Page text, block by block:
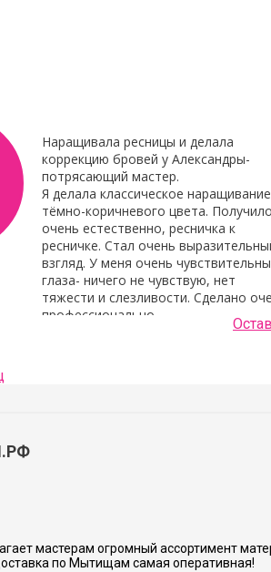
Наращивала ресницы и делала
коррекцию бровей у Александры-
потрясающий мастер.
Я делала классическое наращивание
тёмно-коричневого цвета.
очень естественно, ресничка к
ресничке. Стал очень
взгляд. У меня очень
глаза- ничего не чувствую, нет
тяжести и слезливости. Сделано
профессионально.
бровей- очень аккуратно и хорошо
мастерам огромный ассортимент
по Мытищам самая оперативная!